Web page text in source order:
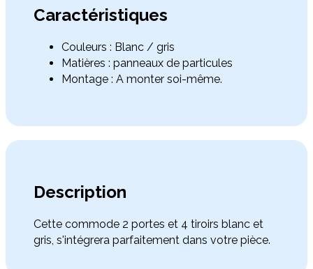
Caractéristiques
Couleurs : Blanc / gris
Matières : panneaux de particules
Montage : A monter soi-même.
Description
Cette commode 2 portes et 4 tiroirs blanc et
gris, s'intégrera parfaitement dans votre pièce.